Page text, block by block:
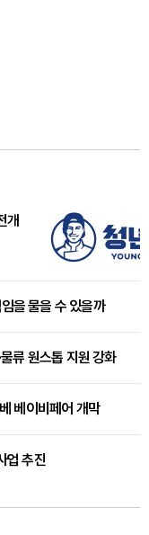
개
을 물을 수 있을까
류 원스톱 지원 강화
베이비페어 개막
업 추진